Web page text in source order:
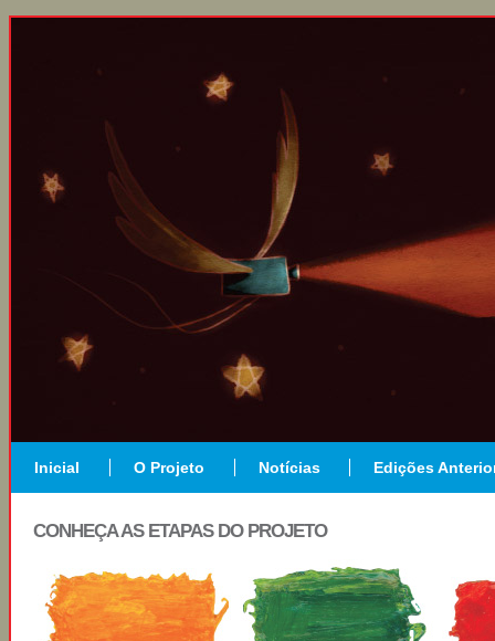
Inicial O Projeto Notícias Edições
CONHEÇA AS ETAPAS DO PROJETO